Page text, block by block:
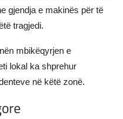
gjendja e makinës për të
tragjedi.
mbikëqyrjen e
lokal ka shprehur
në këtë zonë.